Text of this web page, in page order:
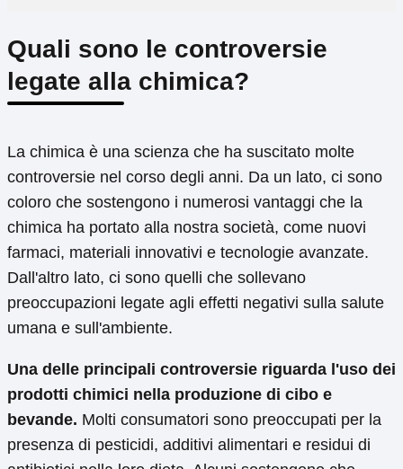
Quali sono le controversie
legate alla chimica?
La chimica è una scienza che ha suscitato molte
controversie nel corso degli anni. Da un lato, ci sono
coloro che sostengono i numerosi vantaggi che la
chimica ha portato alla nostra società, come nuovi
farmaci, materiali innovativi e tecnologie avanzate.
Dall'altro lato, ci sono quelli che sollevano
preoccupazioni legate agli effetti negativi sulla salute
umana e sull'ambiente.
Una delle principali controversie riguarda l'uso dei
prodotti chimici nella produzione di cibo e
bevande. Molti consumatori sono preoccupati per la
presenza di pesticidi, additivi alimentari e residui di